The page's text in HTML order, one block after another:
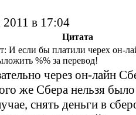
2011 в 17:04
Цитата
И если бы платили черех он-
%% за перевод!
через он-лайн
же Сбера нельзя
снять деньги в